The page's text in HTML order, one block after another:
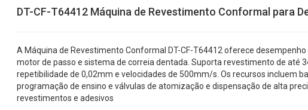
DT-CF-T64412 Máquina de Revestimento Conformal para
A Máquina de Revestimento Conformal DT-CF-T64412 oferece
motor de passo e sistema de correia dentada. Suporta revestimento de até
repetibilidade de 0,02mm e velocidades de 500mm/s. Os recursos incluem
programação de ensino e válvulas de atomização e dispensação de alta
revestimentos e adesivos